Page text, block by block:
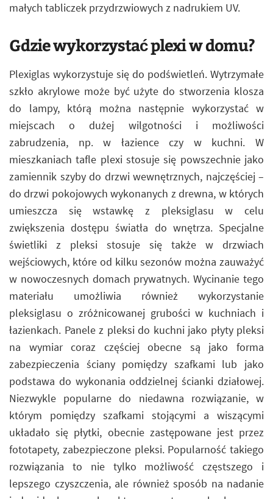
małych tabliczek przydrzwiowych z nadrukiem UV.
Gdzie wykorzystać plexi w domu?
Plexiglas wykorzystuje się do podświetleń. Wytrzymałe
szkło akrylowe może być użyte do stworzenia klosza
do lampy, którą można następnie wykorzystać w
miejscach o dużej wilgotności i możliwości
zabrudzenia, np. w łazience czy w kuchni. W
mieszkaniach tafle plexi stosuje się powszechnie jako
zamiennik szyby do drzwi wewnętrznych, najczęściej –
do drzwi pokojowych wykonanych z drewna, w których
umieszcza się wstawkę z pleksiglasu w celu
zwiększenia dostępu światła do wnętrza. Specjalne
świetliki z pleksi stosuje się także w drzwiach
wejściowych, które od kilku sezonów można zauważyć
w nowoczesnych domach prywatnych. Wycinanie tego
materiału umożliwia również wykorzystanie
pleksiglasu o zróżnicowanej grubości w kuchniach i
łazienkach. Panele z pleksi do kuchni jako płyty pleksi
na wymiar coraz częściej obecne są jako forma
zabezpieczenia ściany pomiędzy szafkami lub jako
podstawa do wykonania oddzielnej ścianki działowej.
Niezwykle popularne do niedawna rozwiązanie, w
którym pomiędzy szafkami stojącymi a wiszącymi
układało się płytki, obecnie zastępowane jest przez
fototapety, zabezpieczone pleksi. Popularność takiego
rozwiązania to nie tylko możliwość częstszego i
lepszego czyszczenia, ale również sposób na nadanie